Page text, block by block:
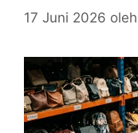
17 Juni 2026 oleh